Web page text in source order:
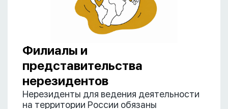
Филиалы и
представительства
нерезидентов
Нерезиденты для ведения деятельности
на территории России обязаны